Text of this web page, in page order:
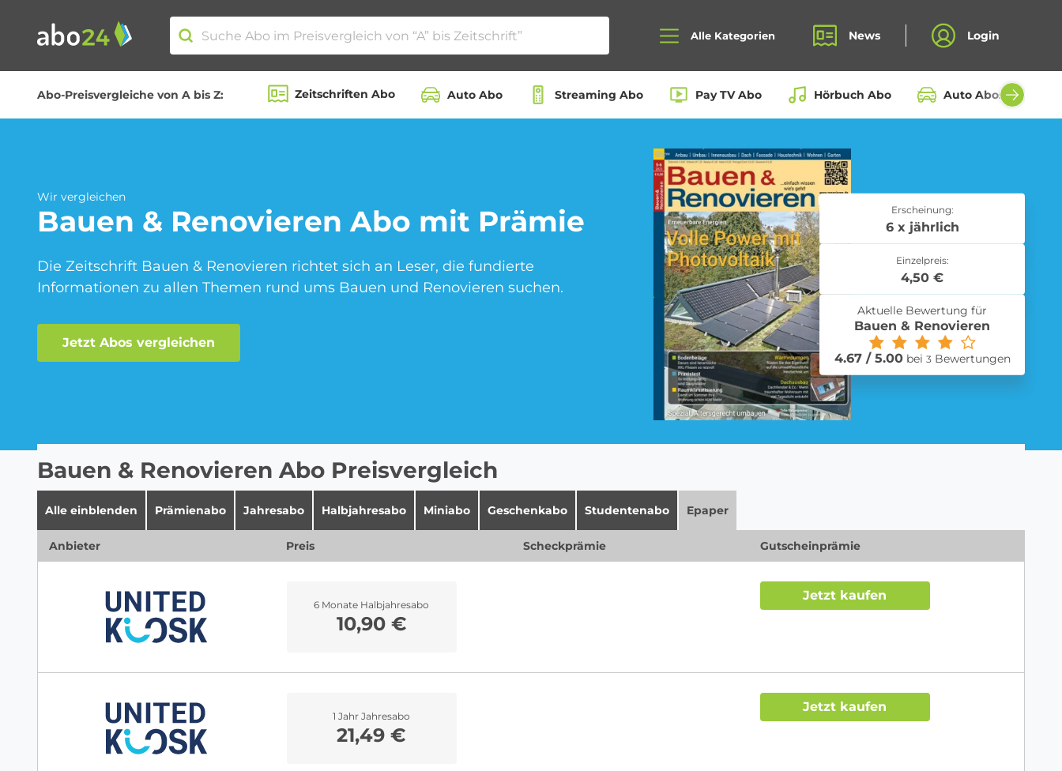
Alle Kategorien News Login
Abo-Preisvergleiche von A bis Z: Zeitschriften Abo Auto Abo Streaming Abo Pay TV Abo Hörbuch Abo Auto Abos aller
Abo-Kategorien
Beauty Box Abo
Blumen Abo Dating App Abo eBook Abo Fahrrad Abo
Fitness Abo Kino Abo Kochbox Abo
Musik-Streaming Abo Pay TV Abo Roller Abo Schmuck Abo
Sprachlern App Abo Streaming Abo Süßigkeiten Abo Zeitschriften Abo
Wir vergleichen
Bauen & Renovieren Abo mit Prämie
Die Zeitschrift Bauen & Renovieren richtet sich an Leser, die fundierte
Informationen zu allen Themen rund ums Bauen und Renovieren suchen.
Jetzt Abos vergleichen
Erscheinung:
6 x jährlich
Einzelpreis:
4,50 €
Aktuelle Bewertung für
Bauen & Renovieren
4.67 / 5.00bei 3Bewertungen
Bauen & Renovieren Abo Preisvergleich
Alle einblenden Prämienabo Jahresabo Halbjahresabo Miniabo Geschenkabo Studentenabo Epaper
Anbieter Preis Scheckprämie Gutscheinprämie
6 Monate Halbjahresabo
10,90 €
Jetzt kaufen
1 Jahr Jahresabo
21,49 €
Jetzt kaufen